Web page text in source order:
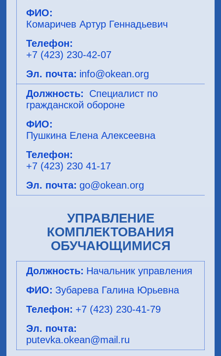
Комаричев Артур Геннадьевич
+7 (423) 230-42-07
info@okean.org
Специалист по
гражданской обороне
Пушкина Елена Алексеевна
+7 (423) 230 41-17
go@okean.org
УПРАВЛЕНИЕ
КОМПЛЕКТОВАНИЯ
ОБУЧАЮЩИМИСЯ
Начальник управления
Зубарева Галина Юрьевна
+7 (423) 230-41-79
putevka.okean@mail.ru